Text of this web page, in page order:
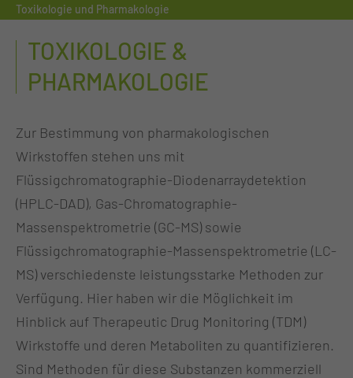
Toxikologie und Pharmakologie
TOXIKOLOGIE &
PHARMAKOLOGIE
Zur Bestimmung von pharmakologischen
Wirkstoffen stehen uns mit
Flüssigchromatographie-Diodenarraydetektion
(HPLC-DAD), Gas-Chromatographie-
Massenspektrometrie (GC-MS) sowie
Flüssigchromatographie-Massenspektrometrie (LC-
MS) verschiedenste leistungsstarke Methoden zur
Verfügung. Hier haben wir die Möglichkeit im
Hinblick auf Therapeutic Drug Monitoring (TDM)
Wirkstoffe und deren Metaboliten zu quantifizieren.
Sind Methoden für diese Substanzen kommerziell